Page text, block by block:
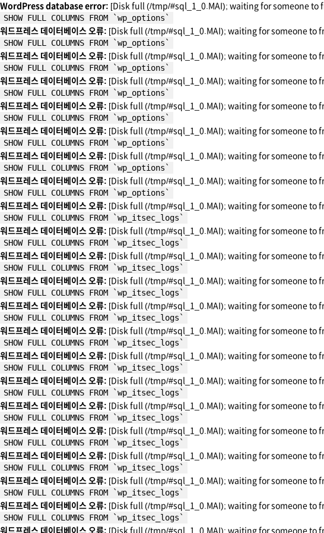
WordPress database error: [Disk full (/tmp/#sql_1_0.MAI); waiting for someone to
SHOW FULL COLUMNS FROM `wp_options`
워드프레스 데이터베이스 오류: [Disk full (/tmp/#sql_1_0.MAI); waiting for someone to
SHOW FULL COLUMNS FROM `wp_options`
워드프레스 데이터베이스 오류: [Disk full (/tmp/#sql_1_0.MAI); waiting for someone to
SHOW FULL COLUMNS FROM `wp_options`
워드프레스 데이터베이스 오류: [Disk full (/tmp/#sql_1_0.MAI); waiting for someone to
SHOW FULL COLUMNS FROM `wp_options`
워드프레스 데이터베이스 오류: [Disk full (/tmp/#sql_1_0.MAI); waiting for someone to
SHOW FULL COLUMNS FROM `wp_options`
워드프레스 데이터베이스 오류: [Disk full (/tmp/#sql_1_0.MAI); waiting for someone to
SHOW FULL COLUMNS FROM `wp_options`
워드프레스 데이터베이스 오류: [Disk full (/tmp/#sql_1_0.MAI); waiting for someone to
SHOW FULL COLUMNS FROM `wp_options`
워드프레스 데이터베이스 오류: [Disk full (/tmp/#sql_1_0.MAI); waiting for someone to
SHOW FULL COLUMNS FROM `wp_options`
워드프레스 데이터베이스 오류: [Disk full (/tmp/#sql_1_0.MAI); waiting for someone to
SHOW FULL COLUMNS FROM `wp_itsec_logs`
워드프레스 데이터베이스 오류: [Disk full (/tmp/#sql_1_0.MAI); waiting for someone to
SHOW FULL COLUMNS FROM `wp_itsec_logs`
워드프레스 데이터베이스 오류: [Disk full (/tmp/#sql_1_0.MAI); waiting for someone to
SHOW FULL COLUMNS FROM `wp_itsec_logs`
워드프레스 데이터베이스 오류: [Disk full (/tmp/#sql_1_0.MAI); waiting for someone to
SHOW FULL COLUMNS FROM `wp_itsec_logs`
워드프레스 데이터베이스 오류: [Disk full (/tmp/#sql_1_0.MAI); waiting for someone to
SHOW FULL COLUMNS FROM `wp_itsec_logs`
워드프레스 데이터베이스 오류: [Disk full (/tmp/#sql_1_0.MAI); waiting for someone to
SHOW FULL COLUMNS FROM `wp_itsec_logs`
워드프레스 데이터베이스 오류: [Disk full (/tmp/#sql_1_0.MAI); waiting for someone to
SHOW FULL COLUMNS FROM `wp_itsec_logs`
워드프레스 데이터베이스 오류: [Disk full (/tmp/#sql_1_0.MAI); waiting for someone to
SHOW FULL COLUMNS FROM `wp_itsec_logs`
워드프레스 데이터베이스 오류: [Disk full (/tmp/#sql_1_0.MAI); waiting for someone to
SHOW FULL COLUMNS FROM `wp_itsec_logs`
워드프레스 데이터베이스 오류: [Disk full (/tmp/#sql_1_0.MAI); waiting for someone to
SHOW FULL COLUMNS FROM `wp_itsec_logs`
워드프레스 데이터베이스 오류: [Disk full (/tmp/#sql_1_0.MAI); waiting for someone to
SHOW FULL COLUMNS FROM `wp_itsec_logs`
워드프레스 데이터베이스 오류: [Disk full (/tmp/#sql_1_0.MAI); waiting for someone to
SHOW FULL COLUMNS FROM `wp_itsec_logs`
워드프레스 데이터베이스 오류: [Disk full (/tmp/#sql_1_0.MAI); waiting for someone to
SHOW FULL COLUMNS FROM `wp_itsec_logs`
워드프레스 데이터베이스 오류: [Disk full (/tmp/#sql_1_0.MAI); waiting for someone to